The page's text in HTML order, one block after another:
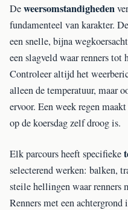
Deweersomstandigheden
fundamenteel van karakter.
een snelle, bijna
een slagveld waar renners tot
Controleer altijd het
alleen de temperatuur, maar
ervoor. Een week regen
op de koersdag zelf droog is.
Elk parcours heeft specifieke
selecterend werken: balken,
steile hellingen waar renners
Renners met een